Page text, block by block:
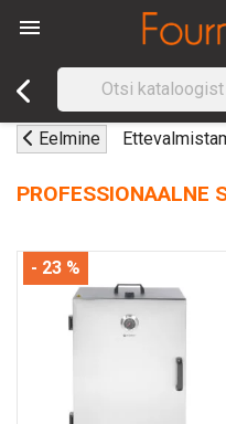

Eelmine
PROFESSIONAALNE
- 23 %